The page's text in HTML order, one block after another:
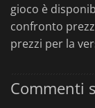
gioco è
confronto
prezzi per la
Commenti